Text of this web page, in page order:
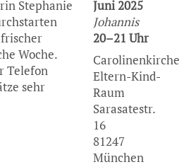
Stephanie
Woche.
Telefon
sehr
Juni 2025
Johannis
20–21 Uhr
Carolinenkirche
Eltern-Kind-
Raum
Sarasatestr.
16
81247
München